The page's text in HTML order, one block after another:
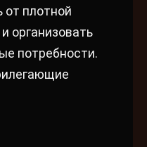
от плотной
организовать
потребности.